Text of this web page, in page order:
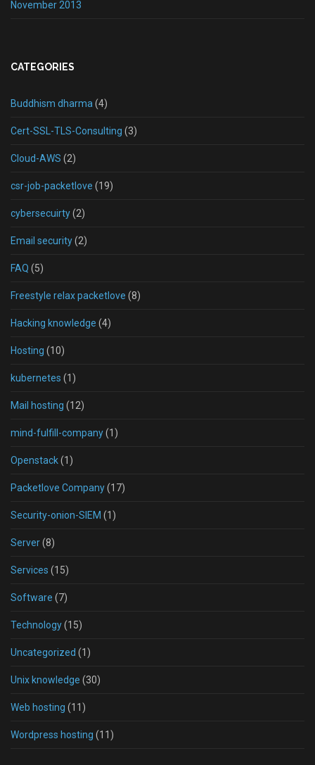
November 2013
CATEGORIES
Buddhism dharma (4)
Cert-SSL-TLS-Consulting (3)
Cloud-AWS (2)
csr-job-packetlove (19)
cybersecuirty(2)
Email security(2)
FAQ (5)
Freestyle relax packetlove (8)
Hacking knowledge (4)
Hosting (10)
kubernetes (1)
Mail hosting (12)
mind-fulfill-company(1)
Openstack(1)
Packetlove Company(17)
Security-onion-SIEM (1)
Server(8)
Services (15)
Software (7)
Technology(15)
Uncategorized (1)
Unix knowledge (30)
Web hosting (11)
Wordpress hosting (11)